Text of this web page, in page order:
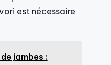
est nécessaire
jambes :